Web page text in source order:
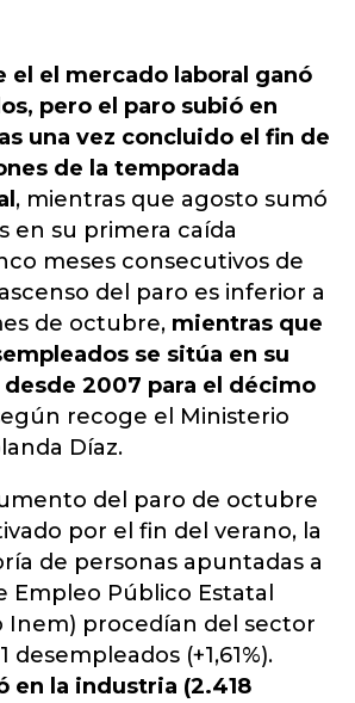
el el mercado laboral ganó
pero el paro subió en
una vez concluido el fin de
de la temporada
, mientras que agosto sumó
en su primera caída
meses consecutivos de
del paro es inferior a
de octubre, mientras que
se sitúa en su
2007 para el décimo
recoge el Ministerio
Díaz.
del paro de octubre
por el fin del verano, la
de personas apuntadas a
Empleo Público Estatal
Inem) procedían del sector
desempleados (+1,61%).
en la industria (2.418